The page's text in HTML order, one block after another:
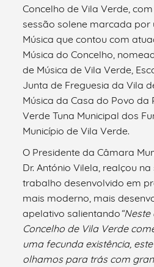
Concelho de Vila Verde,
sessão solene marcada por
Música que contou com
Música do Concelho,
de Música de Vila Verde,
Junta de Freguesia da Vila
Música da Casa do Povo da
Verde Tuna Municipal dos
Município de Vila Verde.
O Presidente da Câmara
Dr. António Vilela, realçou
trabalho desenvolvido em
mais moderno, mais
apelativo salientando
Concelho de Vila Verde
uma fecunda existência,
olhamos para trás com